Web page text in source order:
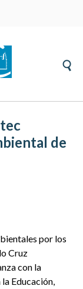
de
por los
Cruz
con la
Educación,